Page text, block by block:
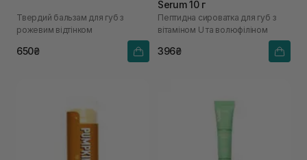
Твердий бальзам для губ з
рожевим відтінком
650₴
Serum 10 г
Пептидна сироватка для губ з
вітаміном U та волюфіліном
396₴